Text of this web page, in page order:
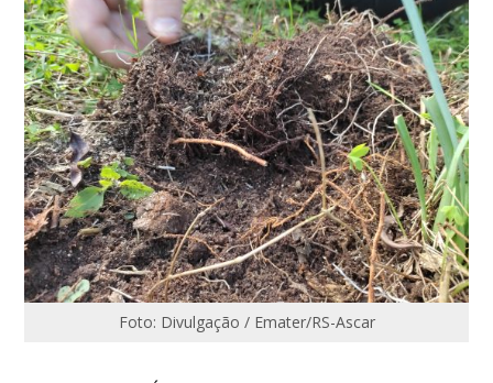
Foto: Divulgação / Emater/RS-Ascar